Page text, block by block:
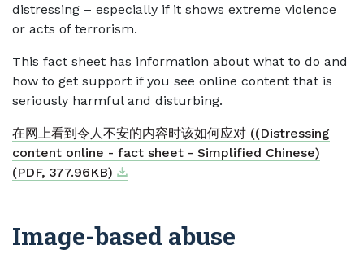
distressing – especially if it shows extreme violence
or acts of terrorism.
This fact sheet has information about what to do and
how to get support if you see online content that is
seriously harmful and disturbing.
在网上看到令人不安的内容时该如何应对 ((Distressing
content online - fact sheet - Simplified Chinese)
(PDF, 377.96KB) Download
External link
Image-based abuse